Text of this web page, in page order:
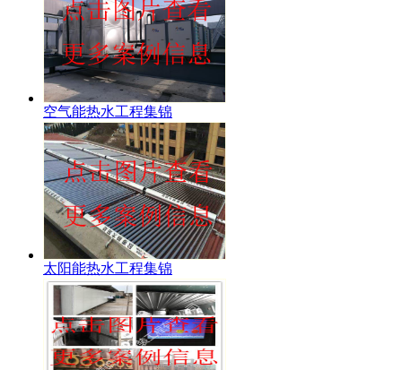
空气能热水工程集锦
太阳能热水工程集锦